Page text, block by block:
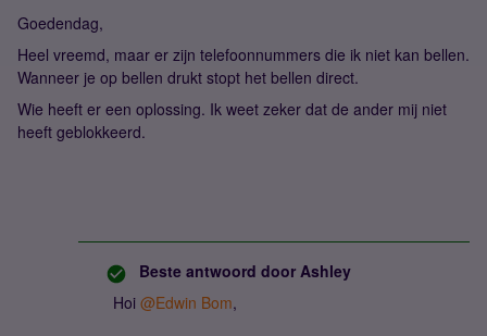
Goedendag,
Heel vreemd, maar er zijn telefoonnummers die ik niet kan bellen.
Wanneer je op bellen drukt stopt het bellen direct.
Wie heeft er een oplossing. Ik weet zeker dat de ander mij niet
heeft geblokkeerd.
Beste antwoord door Ashley
Hoi @Edwin Bom,